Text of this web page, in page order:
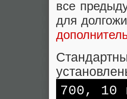
все
для
700, 10